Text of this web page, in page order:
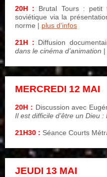
20H : Brutal Tours : petit
soviétique via la
norme | plus d’infos
21H : Diffusion
dans le cinéma d’animation |
MERCREDI 12 MAI
20H : Discussion avec
Il est difficile d’être un Dieu
21H30 : Séance Courts
JEUDI 13 MAI